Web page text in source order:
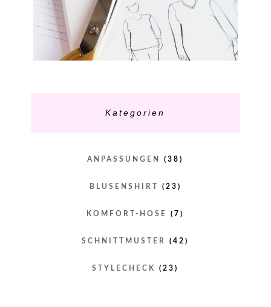
Kategorien
ANPASSUNGEN (38)
BLUSENSHIRT (23)
KOMFORT-HOSE (7)
SCHNITTMUSTER (42)
STYLECHECK (23)